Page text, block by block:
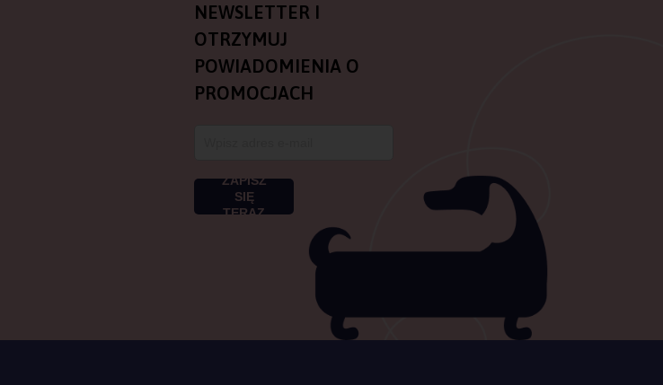
NEWSLETTER I
OTRZYMUJ
POWIADOMIENIA O
PROMOCJACH
ZAPISZ
SIĘ
TERAZ